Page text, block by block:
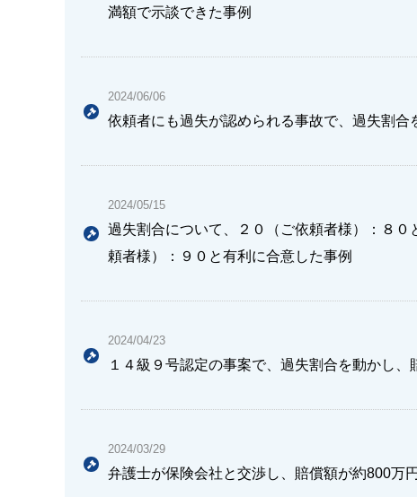
満額で示談できた事例
2024/06/06
依頼者にも過失が認められる事故で、過失割
2024/05/15
過失割合について、２０（ご依頼者様）：８
頼者様）：９０と有利に合意した事例
2024/04/23
１４級９号認定の事案で、過失割合を動かし
2024/03/29
弁護士が保険会社と交渉し、賠償額が約800万